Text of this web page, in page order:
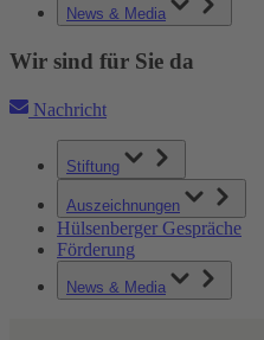
News & Media
Wir sind für Sie da
Nachricht
Stiftung
Auszeichnungen
Hülsenberger Gespräche
Förderung
News & Media